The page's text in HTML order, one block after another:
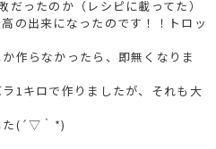
ったのか（レシピに載ってた）
の出来になったのです！！トロッ
作らなかったら、即無くなりま
1キロで作りましたが、それも大
た(´▽｀*)